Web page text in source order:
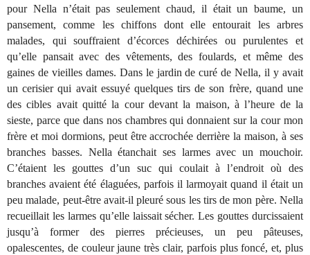
pour Nella n’était pas seulement chaud, il était un baume, un
pansement, comme les chiffons dont elle entourait les arbres
malades, qui souffraient d’écorces déchirées ou purulentes et
qu’elle pansait avec des vêtements, des foulards, et même des
gaines de vieilles dames. Dans le jardin de curé de Nella, il y avait
un cerisier qui avait essuyé quelques tirs de son frère, quand une
des cibles avait quitté la cour devant la maison, à l’heure de la
sieste, parce que dans nos chambres qui donnaient sur la cour mon
frère et moi dormions, peut être accrochée derrière la maison, à ses
branches basses. Nella étanchait ses larmes avec un mouchoir.
C’étaient les gouttes d’un suc qui coulait à l’endroit où des
branches avaient été élaguées, parfois il larmoyait quand il était un
peu malade, peut-être avait-il pleuré sous les tirs de mon père. Nella
recueillait les larmes qu’elle laissait sécher. Les gouttes durcissaient
jusqu’à former des pierres précieuses, un peu pâteuses,
opalescentes, de couleur jaune très clair, parfois plus foncé, et, plus